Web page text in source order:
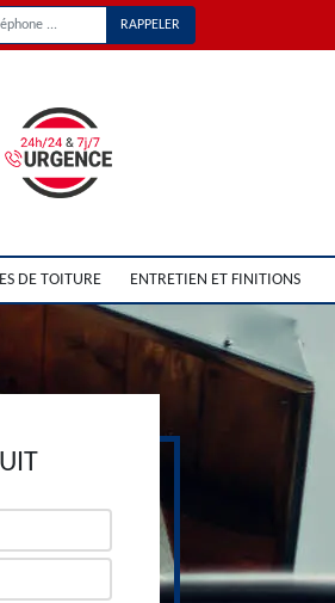
DE TOITURE ENTRETIEN ET FINITIONS